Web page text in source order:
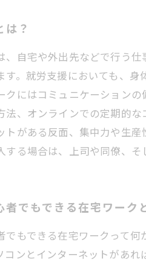
は？
、自宅や外出先などで行う
す。就労支援においても、
クにはコミュニケーション
法、オンラインでの定期的
トがある反面、集中力や生
する場合は、上司や同僚、
者でもできる在宅ワーク
でもできる在宅ワークって
コンとインターネットがあ